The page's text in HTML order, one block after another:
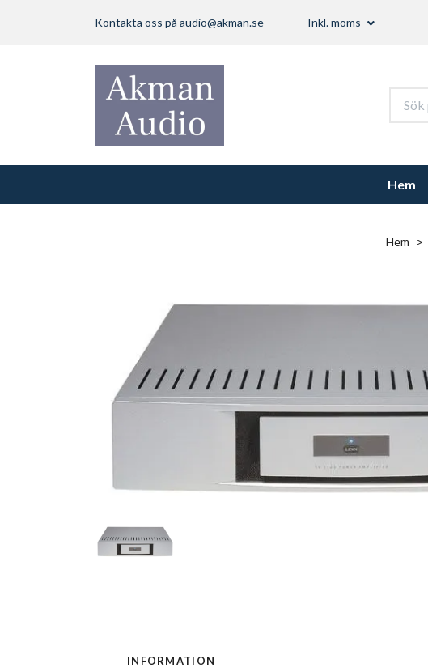
Kontakta oss på audio@akman.se Inkl. moms
Hem
Hem
INFORMATION